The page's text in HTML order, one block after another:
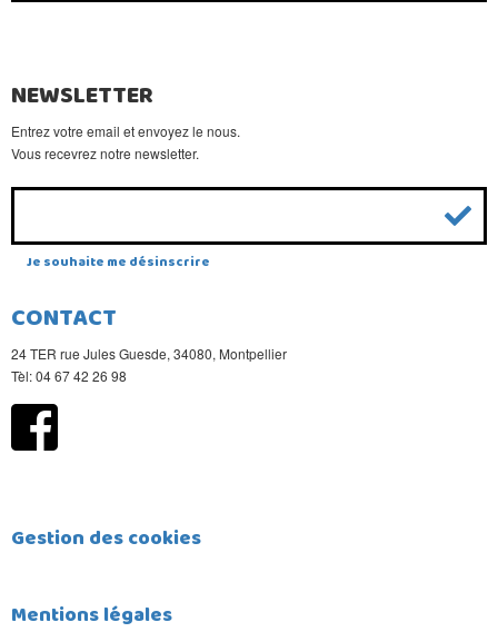
NEWSLETTER
Entrez votre email et envoyez le nous.
Vous recevrez notre newsletter.
Je souhaite me désinscrire
CONTACT
24 TER rue Jules Guesde, 34080, Montpellier
Tèl: 04 67 42 26 98
Gestion des cookies
Mentions légales